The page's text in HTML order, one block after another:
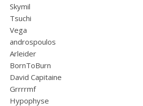
Skymil
Tsuchi
Vega
androspoulos
Arleider
BornToBurn
David Capitaine
Grrrrmf
Hypophyse